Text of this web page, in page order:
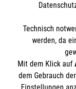
Karriere
Technisch
werden, da
Mit dem Klick auf
dem Gebrauch